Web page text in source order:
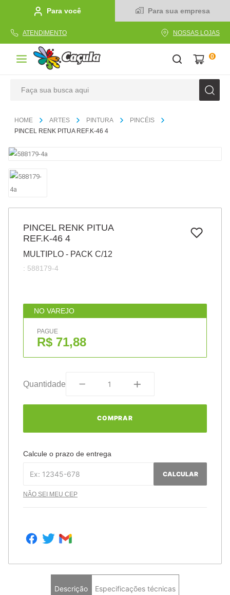
Para você Para sua empresa
ATENDIMENTO NOSSAS LOJAS
0
ARTES PINTURA
PINCÉIS
PINCEL RENK PITUA REF.K-46 4
PINCEL RENK PITUA
REF.K-46 4
MULTIPLO - PACK C/12
: 588179-4
NO VAREJO
PAGUE
R$ 71,88
Quantidade
COMPRAR
Calcule o prazo de entrega
CALCULAR
NÃO SEI MEU CEP
Descrição Especificações técnicas
1º caderno
2
pincel
cola
barbante